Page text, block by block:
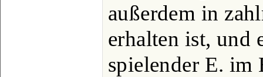
außerdem in
erhalten ist, und
spielender E. im